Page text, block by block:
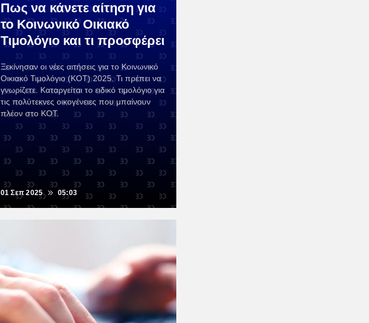
Πως να κάνετε αίτηση για
το Κοινωνικό Οικιακό
Τιμολόγιο και τι προσφέρει
Ξεκίνησαν οι νέες αιτήσεις για το Κοινωνικό
Οικιακό Τιμολόγιο (ΚΟΤ) 2025. Τι πρέπει να
γνωρίζετε. Καταργείται το ειδικό τιμολόγιο για
τις πολύτεκνες οικογένειες που μπαίνουν
πλέον στο ΚΟΤ.
01 Σεπ 2025 05:03